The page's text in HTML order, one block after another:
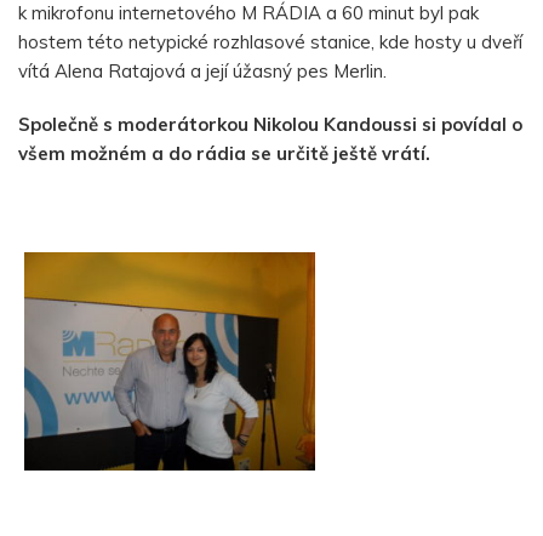
k mikrofonu internetového M RÁDIA a 60 minut byl pak
hostem této netypické rozhlasové stanice, kde hosty u dveří
vítá Alena Ratajová a její úžasný pes Merlin.
Společně s moderátorkou Nikolou Kandoussi si povídal o
všem možném a do rádia se určitě ještě vrátí.